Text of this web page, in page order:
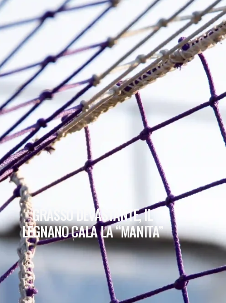
GRASSO DEVASTANTE, IL
LEGNANO CALA LA “MANITA”